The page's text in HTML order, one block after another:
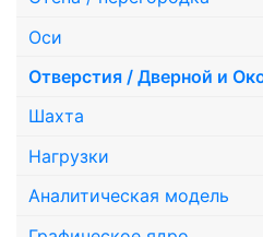
Оси
Отверстия / Дверной и
Шахта
Нагрузки
Аналитическая модель